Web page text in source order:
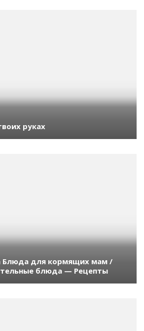
руках
Блюда для кормящих мам /
блюда — Рецепты